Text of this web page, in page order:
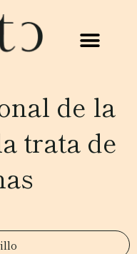
de la
trata de